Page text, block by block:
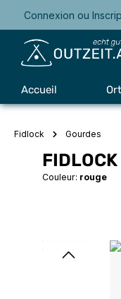
à la navigation
Connexion ou
Accueil
Fidlock Gourdes
Couleur: rouge
Ignorer la